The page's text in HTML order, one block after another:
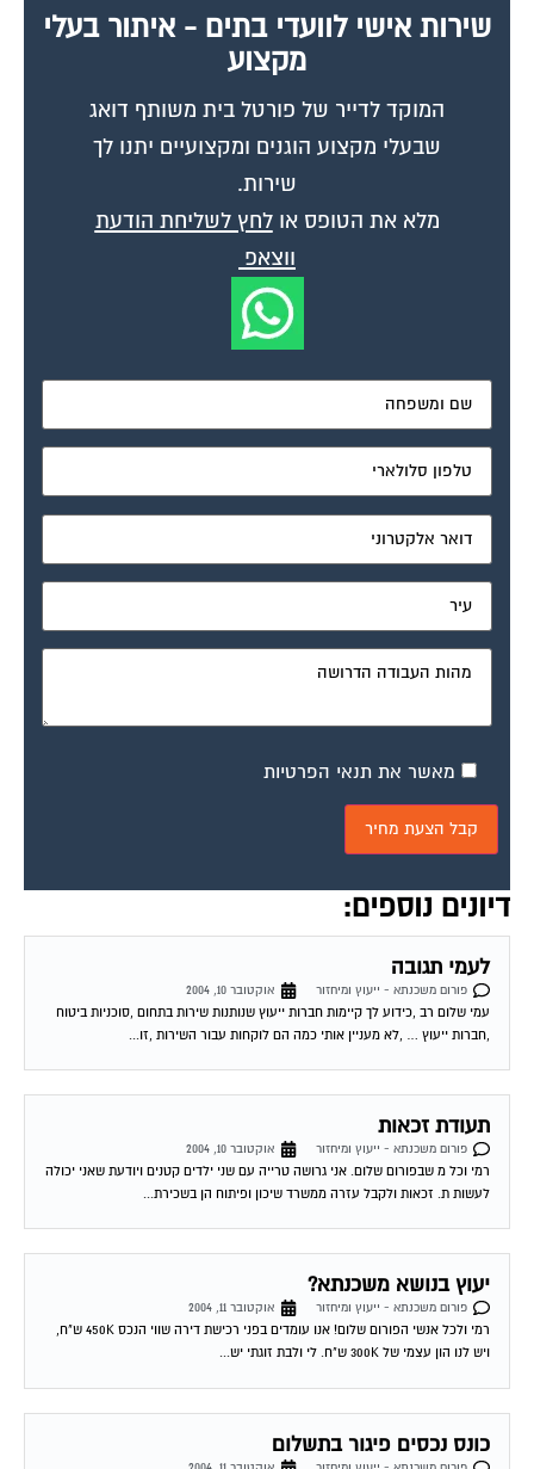
שירות אישי לוועדי בתים - איתור בעלי
מקצוע
המוקד לדייר של פורטל בית משותף דואג
שבעלי מקצוע הוגנים ומקצועיים יתנו לך
שירות.
מלא את הטופס אולחץ לשליחת הודעת
ווצאפ
מאשר את תנאי הפרטיות
דיונים נוספים:
לעמי תגובה
פורום משכנתא - ייעוץ ומיחזור
אוקטובר 10, 2004
עמי שלום רב ,כידוע לך קיימות חברות ייעוץ שנותנות שירות בתחום ,סוכניות ביטוח
,חברות ייעוץ … ,לא מעניין אותי כמה הם לוקחות עבור השירות ,זו...
תעודת זכאות
פורום משכנתא - ייעוץ ומיחזור
אוקטובר 10, 2004
רמי וכל מ שבפורום שלום. אני גרושה טרייה עם שני ילדים קטנים ויודעת שאני יכולה
לעשות ת. זכאות ולקבל עזרה ממשרד שיכון ופיתוח הן בשכירת...
יעוץ בנושא משכנתא?
פורום משכנתא - ייעוץ ומיחזור
אוקטובר 11, 2004
רמי ולכל אנשי הפורום שלום! אנו עומדים בפני רכישת דירה שווי הנכס 450K ש"ח,
ויש לנו הון עצמי של 300K ש"ח. לי ולבת זוגתי יש...
כונס נכסים פיגור בתשלום